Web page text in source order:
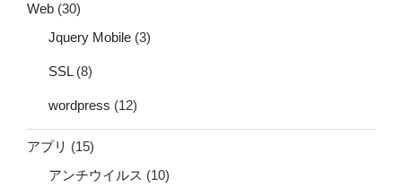
Web (30)
Jquery Mobile (3)
SSL(8)
wordpress (12)
アプリ (15)
アンチウイルス (10)